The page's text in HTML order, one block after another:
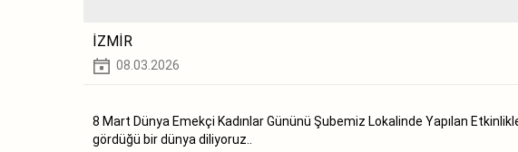
İZMİR
08.03.2026
8 Mart Dünya Emekçi Kadınlar Gününü Şubemiz Lokalinde Yapılan
gördüğü bir dünya diliyoruz..